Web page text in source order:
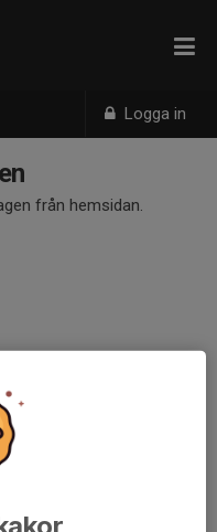
Logga in
från hemsidan.